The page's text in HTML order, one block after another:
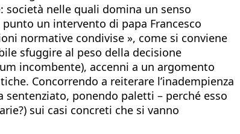
nelle quali domina un senso
un intervento di papa Francesco
normative condivise », come si conviene
sfuggire al peso della decisione
incombente), accenni a un argomento
Concorrendo a reiterare l’inadempienza
ponendo paletti – perché esso
sui casi concreti che si vanno